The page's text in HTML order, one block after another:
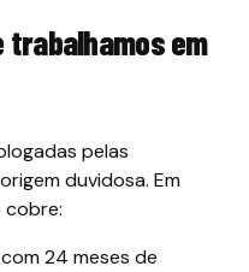
trabalhamos em
pelas
duvidosa. Em
24 meses de